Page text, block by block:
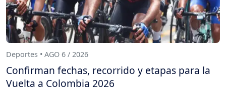
Deportes • AGO 6 / 2026
Confirman fechas, recorrido y etapas para la
Vuelta a Colombia 2026